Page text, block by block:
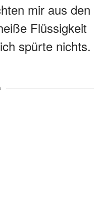
mir aus den
Flüssigkeit
spürte nichts.